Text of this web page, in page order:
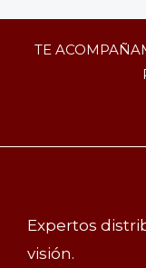
TE
Expertos
visión.